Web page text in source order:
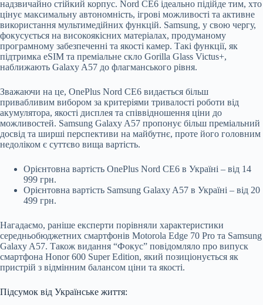
надзвичайно стійкий корпус. Nord CE6 ідеально підійде тим, хто
цінує максимальну автономність, ігрові можливості та активне
використання мультимедійних функцій. Samsung, у свою чергу,
фокусується на високоякісних матеріалах, продуманому
програмному забезпеченні та якості камер. Такі функції, як
підтримка eSIM та преміальне скло Gorilla Glass Victus+,
наближають Galaxy A57 до флагманського рівня.
Зважаючи на це, OnePlus Nord CE6 видається більш
привабливим вибором за критеріями тривалості роботи від
акумулятора, якості дисплея та співвідношення ціни до
можливостей. Samsung Galaxy A57 пропонує більш преміальний
досвід та ширші перспективи на майбутнє, проте його головним
недоліком є суттєво вища вартість.
Орієнтовна вартість OnePlus Nord CE6 в Україні – від 14
999 грн.
Орієнтовна вартість Samsung Galaxy A57 в Україні – від 20
499 грн.
Нагадаємо, раніше експерти порівняли характеристики
середньобюджетних смартфонів Motorola Edge 70 Pro та Samsung
Galaxy A57. Також видання “Фокус” повідомляло про випуск
смартфона Honor 600 Super Edition, який позиціонується як
пристрій з відмінним балансом ціни та якості.
Підсумок від Українське життя: